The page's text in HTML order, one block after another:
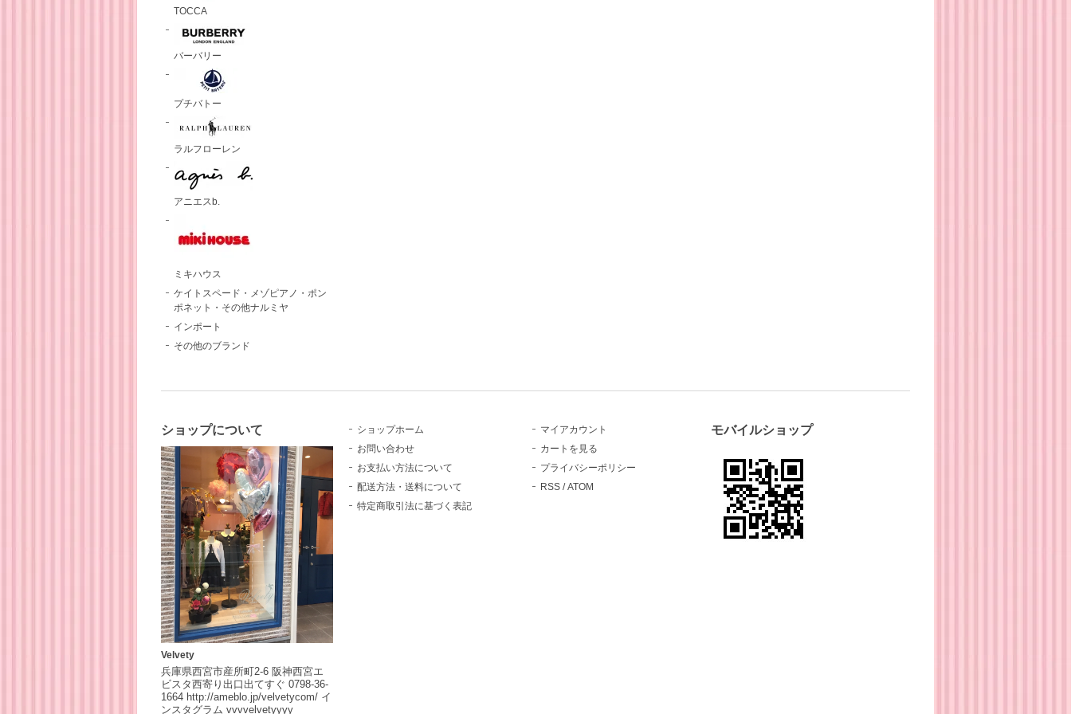
TOCCA
バーバリー
プチバトー
ラルフローレン
アニエスb.
ミキハウス
ケイトスペード・メゾピアノ・ポン
ポネット・その他ナルミヤ
インポート
その他のブランド
ショップについて
Velvety
兵庫県西宮市産所町2-6 阪神西宮エ
ビスタ西寄り出口出てすぐ 0798-36-
1664 http://ameblo.jp/velvetycom/ イ
ンスタグラム vvvvelvetyyyy
ショップホーム
お問い合わせ
お支払い方法について
配送方法・送料について
特定商取引法に基づく表記
マイアカウント
カートを見る
プライバシーポリシー
RSS /ATOM
モバイルショップ